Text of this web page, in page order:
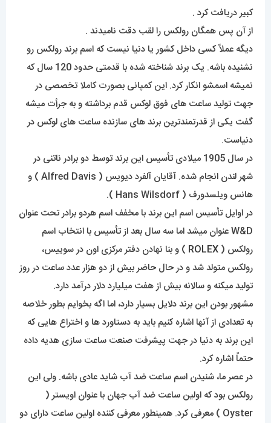
کبیر دریافت کرد .
از آن پس همگان رولکس را لقب دقت نامیدند .
دیگه عملاً کسی داخل کشور یا دنیا نیست که اسم برند رولکس رو
نشنیده باشه. یک برند شناخته شده با قدمتی حدود 120 سال که
نمیشه اسمشو انکار کرد. این کمپانی بصورت کاملا تخصصی در
جهت تولید ساعت های فوق لوکس قدم برداشته و به جرأت میشه
گفت یکی از قدرتمندترین برند های سازنده ساعت های لوکس در
دنیاست.
در سال 1905 میلادی تأسیس این برند توسط دو برادر ناتنی در
شهر لندن انجام شده. آقایان آلفرد دیویس ( Alfred Davis ) و
هانس ویلسدورف ( Hans Wilsdorf ).
در اوایل تأسیس اسم این برند با مخفف اسم هردو برادر تحت عنوان
W&D عنوان میشد اما سه سال بعد از تأسیس با انتخاب اسم
رولکس ( ROLEX ) و بنا نهادن دفتر مرکزی اون در سوییس،
رولکس متولد شد و در حال حاضر بیش از دو هزار عدد ساعت در روز
تولید میکنه و سالانه بیش از هفت میلیارد دلار درآمد دارد.
مشهور بودن این برند دلایل بسیار دارد، اما اگه بخوایم بطور خلاصه
به تعدادی از آنها اشاره کنیم باید به دستاورد ها و اختراع هایی که
این برند به دنیا در جهت پیشرفت صنعت ساعت سازی هدیه داده
حتماً اشاره کرد.
در عصر ما، شنیدن اسم ساعت ضد آب شاید عادی باشه. ولی این
رولکس بود که اولین ساعت ضد آب جهان با عنوان اویستر (
Oyster ) معرفی کرد. همینطور معرفی کننده اولین ساعت دارای دو